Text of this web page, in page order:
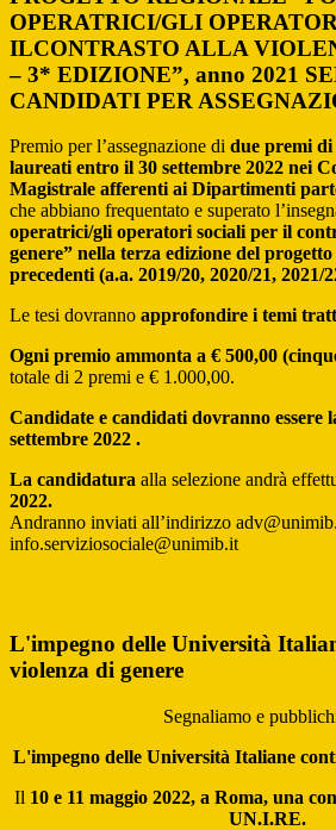
OPERATRICI/GLI
ILCONTRASTO ALLA
– 3* EDIZIONE”, anno 2021
CANDIDATI PER
Premio per l’assegnazione di due premi di
laureati entro il 30 settembre 2022 nei
Magistrale afferenti ai Dipartimenti
che abbiano frequentato e superato
operatrici/gli operatori sociali per il
genere” nella terza edizione del
precedenti (a.a. 2019/20, 2020/21, 2021/
Le tesi dovranno approfondire i temi
Ogni premio ammonta a € 500,00
totale di 2 premi e € 1.000,00.
Candidate e candidati dovranno essere
settembre 2022 .
La candidatura alla selezione andrà
2022.
Andranno inviati all’indirizzo
info.serviziosociale@unimib.it
L'impegno delle Università
violenza di genere
Segnaliamo e
L'impegno delle Università Italiane
Il 10 e 11 maggio 2022, a Roma, una
UN.I.RE.